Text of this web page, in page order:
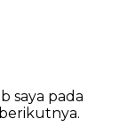
saya pada